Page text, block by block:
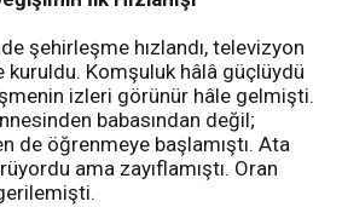
şehirleşme hızlandı, televizyon
kuruldu. Komşuluk hâlâ güçlüydü
izleri görünür hâle gelmişti.
babasından değil;
de öğrenmeye başlamıştı. Ata
ama zayıflamıştı. Oran